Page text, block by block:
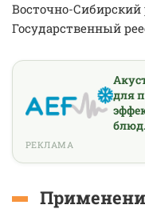
Восточно-Сибирский
Государственный
для
блюд.
РЕКЛАМА